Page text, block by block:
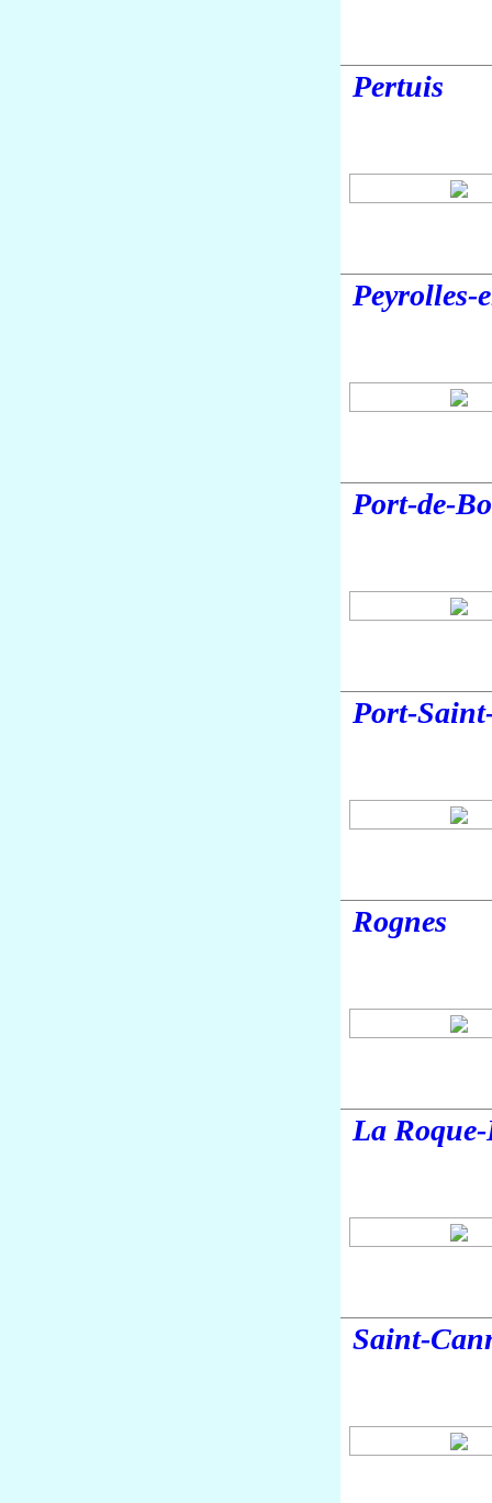
Pertuis
Peyrolles-
Port-de-
Port-
Rognes
La
Saint-